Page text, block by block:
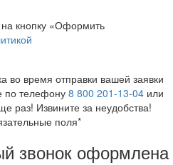
кнопку «Оформить
во время отправки вашей заявки
по телефону 8 800 201-13-04 или
раз! Извините за неудобства!
поля*
звонок оформлена